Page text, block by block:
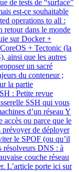
de tests de “surface”
est-ce souhaitable
operations to all :
retour dans le monde
sur Docker +
+ Tectonic (la
ainsi que les autres
un sacré
du conteneur ;
la partie
: Petite revue
SSH qui vous
d’un réseau Y
accès ou parce que le
prévoyer de déployer
le SPOF (ou qu’il
résolveurs DNS : à
couche réseau
L’article porte ici sur